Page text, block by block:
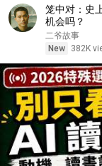
笼中对：史
机会吗？
二爷故事
New
382K